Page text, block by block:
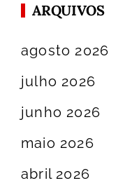
ARQUIVOS
agosto 2026
julho 2026
junho 2026
maio 2026
abril 2026